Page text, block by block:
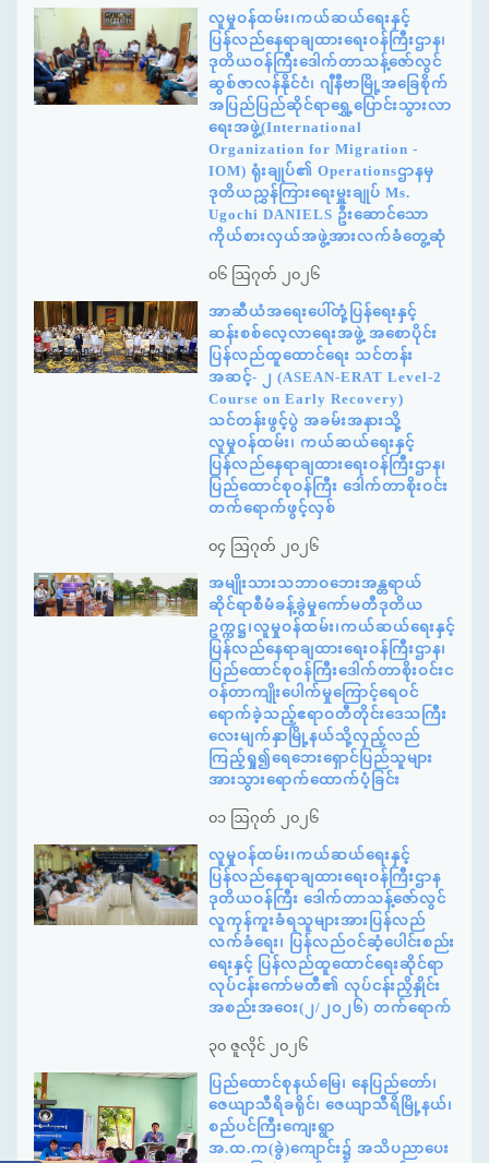
လူမှုဝန်ထမ်း၊ကယ်ဆယ်ရေးနှင့်
ပြန်လည်နေရာချထားရေးဝန်ကြီးဌာန၊
ဒုတိယဝန်ကြီးဒေါက်တာသန့်ဇော်လွင်
ဆွစ်ဇာလန်နိုင်ငံ၊ ဂျီနီဗာမြို့အခြေစိုက်
အပြည်ပြည်ဆိုင်ရာရွှေ့ပြောင်းသွားလာ
ရေးအဖွဲ့(International
Organization for Migration -
IOM) ရုံးချုပ်၏ Operationsဌာနမှ
ဒုတိယညွှန်ကြားရေးမှူးချုပ် Ms.
Ugochi DANIELS ဦးဆောင်သော
ကိုယ်စားလှယ်အဖွဲ့အားလက်ခံတွေ့ဆုံ
၀၆ ဩဂုတ် ၂၀၂၆
အာဆီယံအရေးပေါ်တုံ့ပြန်ရေးနှင့်
ဆန်းစစ်လေ့လာရေးအဖွဲ့ အစောပိုင်း
ပြန်လည်ထူထောင်ရေး သင်တန်း
အဆင့်- ၂ (ASEAN-ERAT Level-2
Course on Early Recovery)
သင်တန်းဖွင့်ပွဲ အခမ်းအနားသို့
လူမှုဝန်ထမ်း၊ ကယ်ဆယ်ရေးနှင့်
ပြန်လည်နေရာချထားရေးဝန်ကြီးဌာန၊
ပြည်ထောင်စုဝန်ကြီး ဒေါက်တာစိုးဝင်း
တက်ရောက်ဖွင့်လှစ်
၀၄ ဩဂုတ် ၂၀၂၆
အမျိုးသားသဘာဝဘေးအန္တရာယ်
ဆိုင်ရာစီမံခန့်ခွဲမှုကော်မတီဒုတိယ
ဥက္ကဋ္ဌ၊လူမှုဝန်ထမ်း၊ကယ်ဆယ်ရေးနှင့်
ပြန်လည်နေရာချထားရေးဝန်ကြီးဌာန၊
ပြည်ထောင်စုဝန်ကြီးဒေါက်တာစိုးဝင်းင
ဝန်တာကျိုးပေါက်မှုကြောင့်ရေဝင်
ရောက်ခဲ့သည့်ဧရာဝတီတိုင်းဒေသကြီး
လေးမျက်နှာမြို့နယ်သို့လှည့်လည်
ကြည့်ရှု၍ရေဘေးရှောင်ပြည်သူများ
အားသွားရောက်ထောက်ပံ့ခြင်း
၀၁ ဩဂုတ် ၂၀၂၆
လူမှုဝန်ထမ်း၊ကယ်ဆယ်ရေးနှင့်
ပြန်လည်နေရာချထားရေးဝန်ကြီးဌာန
ဒုတိယဝန်ကြီး ဒေါက်တာသန့်ဇော်လွင်
လူကုန်ကူးခံရသူများအားပြန်လည်
လက်ခံရေး၊ ပြန်လည်ဝင်ဆံ့ပေါင်းစည်း
ရေးနှင့် ပြန်လည်ထူထောင်ရေးဆိုင်ရာ
လုပ်ငန်းကော်မတီ၏ လုပ်ငန်းညှိနှိုင်း
အစည်းအဝေး(၂/၂၀၂၆) တက်ရောက်
၃၀ ဇူလိုင် ၂၀၂၆
ပြည်ထောင်စုနယ်မြေ၊ နေပြည်တော်၊
ဇေယျာသီရိခရိုင်၊ ဇေယျာသီရိမြို့နယ်၊
စည်ပင်ကြီးကျေးရွာ
အ.ထ.က(ခွဲ)ကျောင်း၌ အသိပညာပေး